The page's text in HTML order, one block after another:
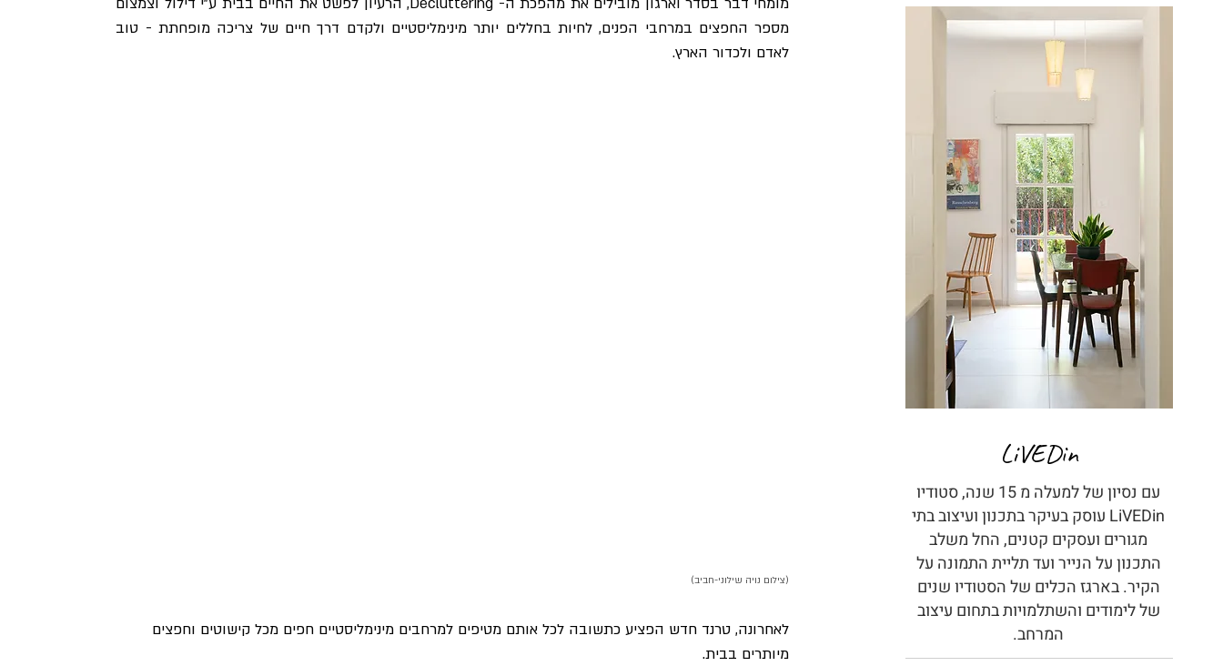
לאדם ולכדור הארץ.
(צילום נויה שילוני-חביב)
לאחרונה, טרנד חדש הפציע כתשובה לכל אותם מטיפים למרחבים מינימליסטיים חפים מכל קישוטים וחפצים
מיותרים בבית.
LiVEDin
עם נסיון של למעלה מ 15 שנה, סטודיו
LiVEDin עוסק בעיקר בתכנון ועיצוב בתי
מגורים ועסקים קטנים, החל משלב
התכנון על הנייר ועד תליית התמונה על
הקיר. בארגז הכלים של הסטודיו שנים
של לימודים והשתלמויות בתחום עיצוב
המרחב.